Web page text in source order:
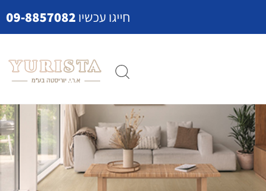
חייגו עכשיו 09-8857082